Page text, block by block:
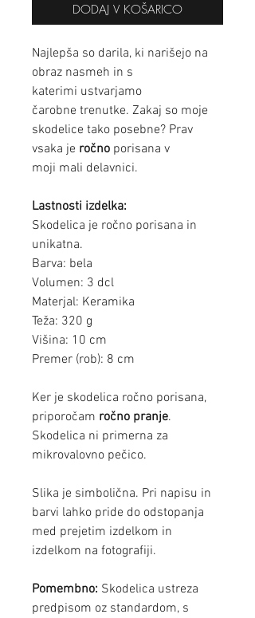
DODAJ V KOŠARICO
Najlepša so darila, ki narišejo na
obraz nasmeh in s
katerimi ustvarjamo
čarobne trenutke. Zakaj so moje
skodelice tako posebne? Prav
vsaka je ročno porisana v
moji mali delavnici.
Lastnosti izdelka:
Skodelica je ročno porisana in
unikatna.
Barva: bela
Volumen: 3 dcl
Materjal: Keramika
Teža: 320 g
Višina: 10 cm
Premer (rob): 8 cm
Ker je skodelica ročno porisana,
priporočam ročno pranje.
Skodelica ni primerna za
mikrovalovno pečico.
Slika je simbolična. Pri napisu in
barvi lahko pride do odstopanja
med prejetim izdelkom in
izdelkom na fotografiji.
Pomembno: Skodelica ustreza
predpisom oz standardom, s